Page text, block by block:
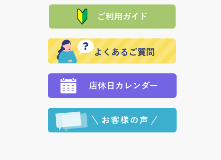
れの生産メーカーからお客様の元へ直送いたしますの
で、 それぞれ個別に送料が必要になります。
品代金を返金いたします。）
その際は誠に申し訳ありませんが、当協会までご注文
願いいたします。
た場合、お客様からの ご入金を確認した後で、商品を
※「クレジットカード」「PayPay」「楽天ペイ」を指
定された場合は、準備出来次第の便にてお送りいたし
ます。 （到着日指定をされている場合は、ご指定の日
程に合わせてお届けいたします。）